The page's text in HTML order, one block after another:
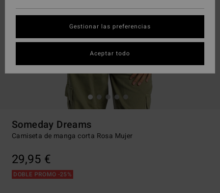
Someday Dreams
Camiseta de manga corta Rosa Mujer
29,95 €
DOBLE PROMO -25%
Gestionar las preferencias
Aceptar todo